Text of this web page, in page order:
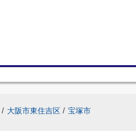
/ 大阪市東住吉区 / 宝塚市